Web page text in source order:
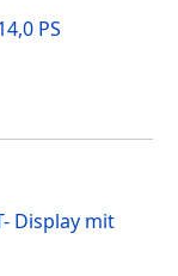
PS
Display mit